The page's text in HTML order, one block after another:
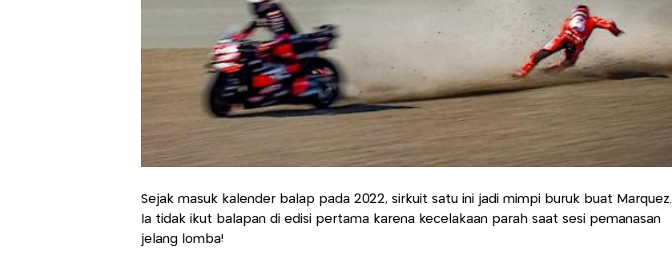
Sejak masuk kalender balap pada 2022, sirkuit satu ini jadi mimpi buruk buat Marquez.
Ia tidak ikut balapan di edisi pertama karena kecelakaan parah saat sesi pemanasan
jelang lomba!